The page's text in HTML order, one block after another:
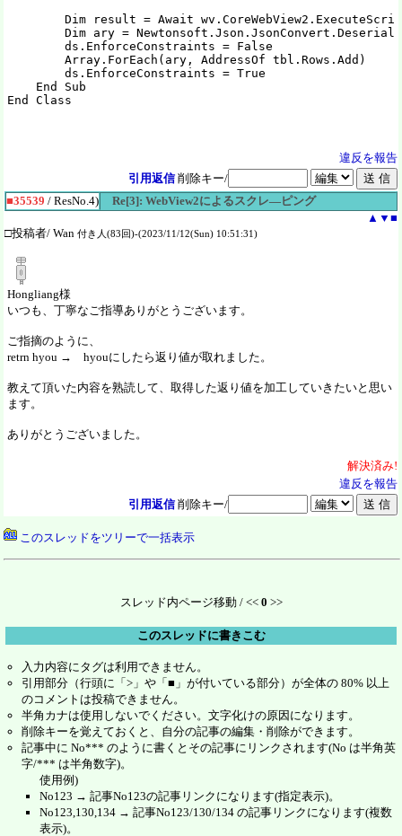
Dim result = Await
Dim ary =
        ds.EnforceConstraints = False
        Array.ForEach(ary, AddressOf tbl.Rows.Add)
        ds.EnforceConstraints = True
    End Sub
End Class
違反を報告
引用返信 削除キー/
■35539 / ResNo.4)
Re[3]: WebView2によるスクレ―ピング
▲ ▼ ■
□投稿者/ Wan 付き人(83回)-(2023/11/12(Sun) 10:51:31)
Hongliang様
いつも、丁寧なご指導ありがとうございます。
ご指摘のように、
retrn hyou → hyouにしたら返り値が取れました。
教えて頂いた内容を熟読して、取得した返り値を加工していきたいと思い
ます。
ありがとうございました。
解決済み!
違反を報告
引用返信 削除キー/
このスレッドをツリーで一括表示
スレッド内ページ移動 / << 0 >>
このスレッドに書きこむ
入力内容にタグは利用できません。
引用部分（行頭に「>」や「■」が付いている部分）が全体の 80% 以上
のコメントは投稿できません。
半角カナは使用しないでください。文字化けの原因になります。
削除キーを覚えておくと、自分の記事の編集・削除ができます。
記事中に No*** のように書くとその記事にリンクされます(No は半角英
字/*** は半角数字)。
使用例)
No123 → 記事No123の記事リンクになります(指定表示)。
No123,130,134 → 記事No123/130/134 の記事リンクになります(複数
表示)。